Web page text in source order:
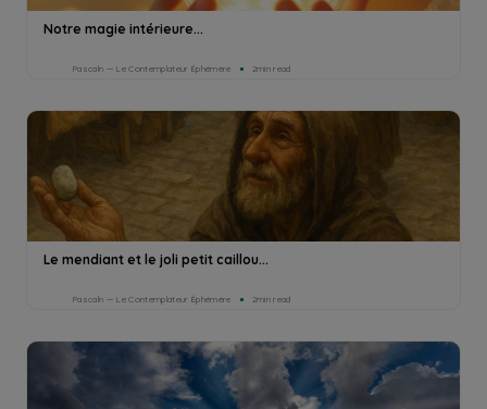
Notre magie intérieure...
Pascaln — Le Contemplateur Éphémère 2min read
Le mendiant et le joli petit caillou...
Pascaln — Le Contemplateur Éphémère 2min read